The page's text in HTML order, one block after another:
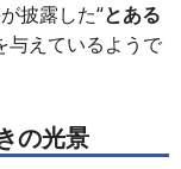
披露した“とある
与えているようで
の光景